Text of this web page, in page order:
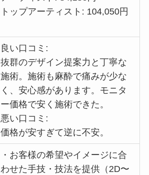
トップアーティスト: 104,050円
良い口コミ:
抜群のデザイン提案力と丁寧な
施術。施術も麻酔で痛みが少な
く、安心感があります。 モニタ
ー価格で安く施術できた。
悪い口コミ:
価格が安すぎて逆に不安。
・ お客様の希望やイメージに合
わせた手技・技法を提供（2D〜